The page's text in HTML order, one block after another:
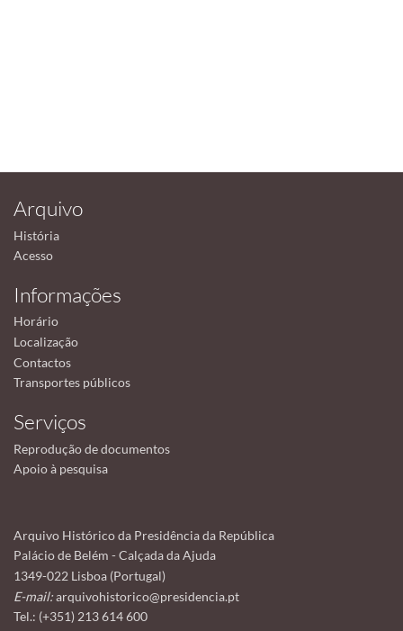
Arquivo
História
Acesso
Informações
Horário
Localização
Contactos
Transportes públicos
Serviços
Reprodução de documentos
Apoio à pesquisa
Arquivo Histórico da Presidência da República
Palácio de Belém - Calçada da Ajuda
1349-022 Lisboa (Portugal)
E-mail:arquivohistorico@presidencia.pt
Tel.: (+351) 213 614 600